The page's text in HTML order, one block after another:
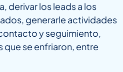
derivar los leads a los
generarle actividades
y seguimiento,
que se enfriaron, entre